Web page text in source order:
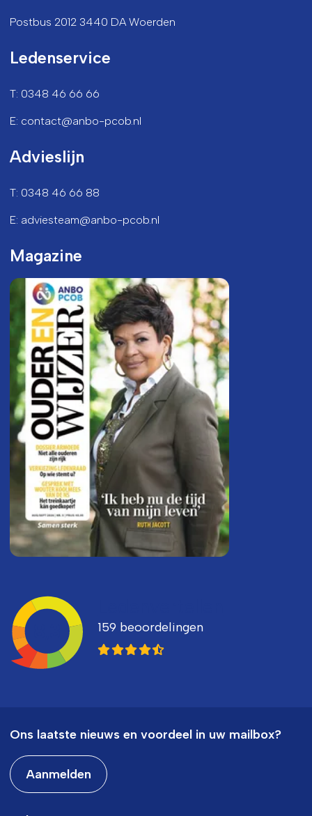
Postbus 2012 3440 DA Woerden
Ledenservice
T: 0348 46 66 66
E: contact@anbo-pcob.nl
Advieslijn
T: 0348 46 66 88
E: adviesteam@anbo-pcob.nl
Magazine
159 beoordelingen
Ons laatste nieuws en voordeel in uw mailbox?
Aanmelden